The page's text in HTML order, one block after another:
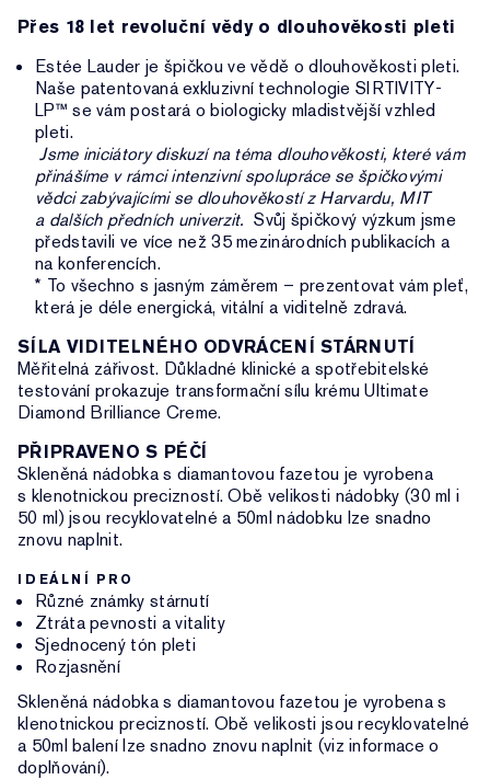
Přes 18 let revoluční vědy o dlouhověkosti pleti
Estée Lauder je špičkou ve vědě o dlouhověkosti pleti.
Naše patentovaná exkluzivní technologie SIRTIVITY-
LP™ se vám postará o biologicky mladistvější vzhled
pleti.
Jsme iniciátory diskuzí na téma dlouhověkosti, které vám
přinášíme v rámci intenzivní spolupráce se špičkovými
vědci zabývajícími se dlouhověkostí z Harvardu, MIT
a dalších předních univerzit. Svůj špičkový výzkum jsme
představili ve více než 35 mezinárodních publikacích a
na konferencích.
* To všechno s jasným záměrem – prezentovat vám pleť,
která je déle energická, vitální a viditelně zdravá.
SÍLA VIDITELNÉHO ODVRÁCENÍ STÁRNUTÍ
Měřitelná zářivost. Důkladné klinické a spotřebitelské
testování prokazuje transformační sílu krému Ultimate
Diamond Brilliance Creme.
PŘIPRAVENO S PÉČÍ
Skleněná nádobka s diamantovou fazetou je vyrobena
s klenotnickou precizností. Obě velikosti nádobky (30 ml i
50 ml) jsou recyklovatelné a 50ml nádobku lze snadno
znovu naplnit.
IDEÁLNÍ PRO
Různé známky stárnutí
Ztráta pevnosti a vitality
Sjednocený tón pleti
Rozjasnění
Skleněná nádobka s diamantovou fazetou je vyrobena s
klenotnickou precizností. Obě velikosti jsou recyklovatelné
a 50ml balení lze snadno znovu naplnit (viz informace o
doplňování).